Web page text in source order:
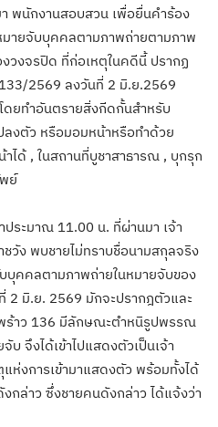
พนักงานสอบสวน เพื่อยื่นคำร้อง
ายจับบุคคลตามภาพถ่ายตามภาพ
วงจรปิด ที่ก่อเหตุในคดีนี้ ปรากฏ
2569 ลงวันที่ 2 มิ.ย.2569
ดยทำอันตรายสิ่งกีดกั้นสำหรับ
งตัว หรือมอมหน้าหรือทำด้วย
าได้ , ในสถานที่บูชาสาธารณ , บุกรุก
ย์
ระมาณ 11.00 น. ที่ผ่านมา เจ้า
วัง พบชายไม่ทราบชื่อนามสกุลจริง
คคลตามภาพถ่ายในหมายจับของ
มิ.ย. 2569 มักจะปรากฎตัวและ
ร้าว 136 มีลักษณะตำหนิรูปพรรณ
จึงได้เข้าไปแสดงตัวเป็นเจ้า
ห่งการเข้ามาแสดงตัว พร้อมทั้งได้
กล่าว ซึ่งชายคนดังกล่าว ได้แจ้งว่า